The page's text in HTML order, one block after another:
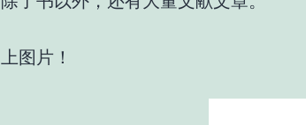
上图片！